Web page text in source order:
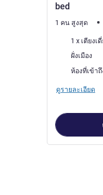
bed
1 คน สูงสุด
เครื่องนอน
1 x เตียงเ
ฝั่งเมือง
ห้องที่เข้าถึ
ดูรายละเอียด